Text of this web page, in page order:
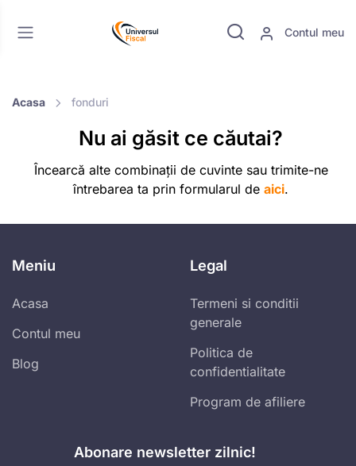
Contul meu
Acasa fonduri
Nu ai găsit ce căutai?
Încearcă alte combinații de cuvinte sau trimite-ne
întrebarea ta prin formularul de aici.
Meniu
Acasa
Contul meu
Blog
Legal
Termeni si conditii
generale
Politica de
confidentialitate
Program de afiliere
Abonare newsletter zilnic!